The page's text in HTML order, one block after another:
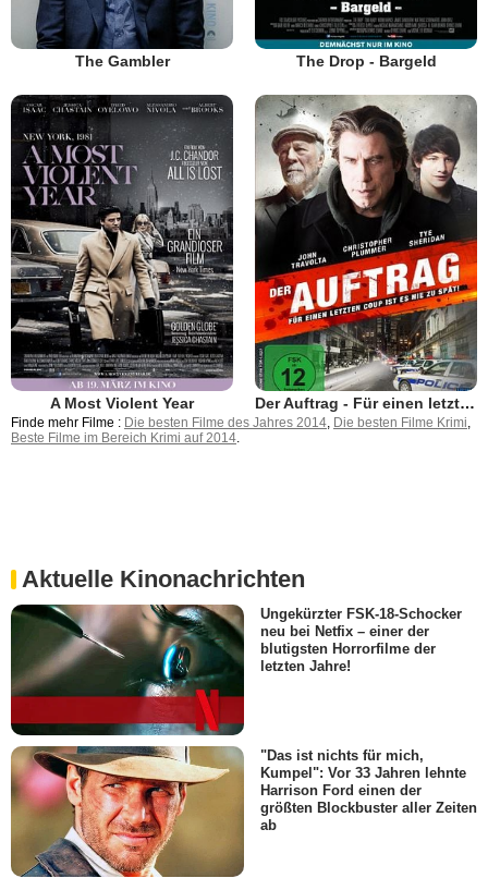
The Gambler The Drop - Bargeld
A Most Violent Year Der Auftrag - Für einen letzten Coup ist es nie zu spät!
Finde mehr Filme : Die besten Filme des Jahres 2014 Die besten Filme Krimi
Beste Filme im Bereich Krimi auf 2014
Aktuelle Kinonachrichten
Ungekürzter FSK-18-Schocker
neu bei Netfix – einer der
blutigsten Horrorfilme der
letzten Jahre!
"Das ist nichts für mich,
Kumpel": Vor 33 Jahren lehnte
Harrison Ford einen der
größten Blockbuster aller Zeiten
ab